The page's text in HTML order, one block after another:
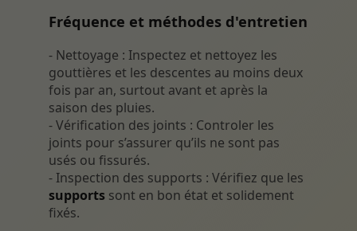
Fréquence et méthodes d'entretien
- Nettoyage : Inspectez et nettoyez les
gouttières et les descentes au moins deux
fois par an, surtout avant et après la
saison des pluies.
- Vérification des joints : Controler les
joints pour s’assurer qu’ils ne sont pas
usés ou fissurés.
- Inspection des supports : Vérifiez que les
supportssont en bon état et solidement
fixés.